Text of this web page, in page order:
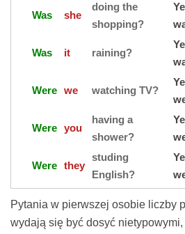
Was she
doing the
shopping?
Was it raining?
Were we watching TV?
Were you
having a
shower?
Were they
studing
English?
Pytania w pierwszej osobie liczby
wydają się być dosyć